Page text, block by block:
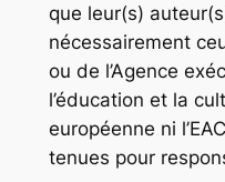
que leur(s)
nécessairement
ou de l’Agence
l’éducation et la
européenne ni
tenues pour